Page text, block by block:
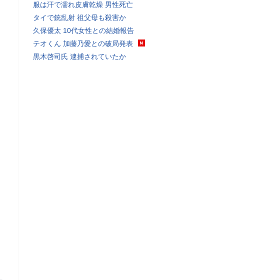
服は汗で濡れ皮膚乾燥 男性死亡
タイで銃乱射 祖父母も殺害か
久保優太 10代女性との結婚報告
テオくん 加藤乃愛との破局発表
黒木啓司氏 逮捕されていたか